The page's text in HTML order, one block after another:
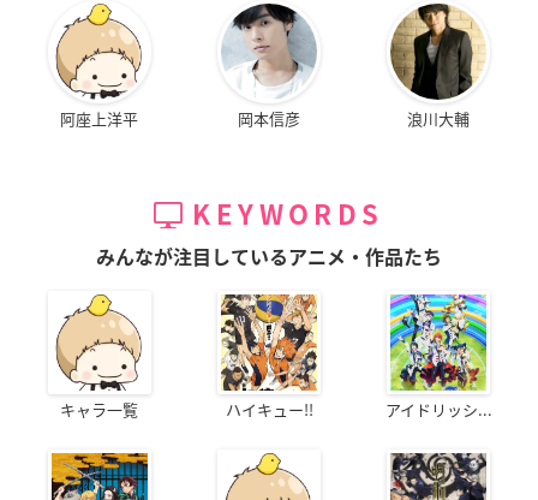
阿座上洋平 岡本信彦 浪川大輔
KEYWORDS
みんなが注目しているアニメ・作品たち
キャラ一覧 ハイキュー!! アイドリッシ...